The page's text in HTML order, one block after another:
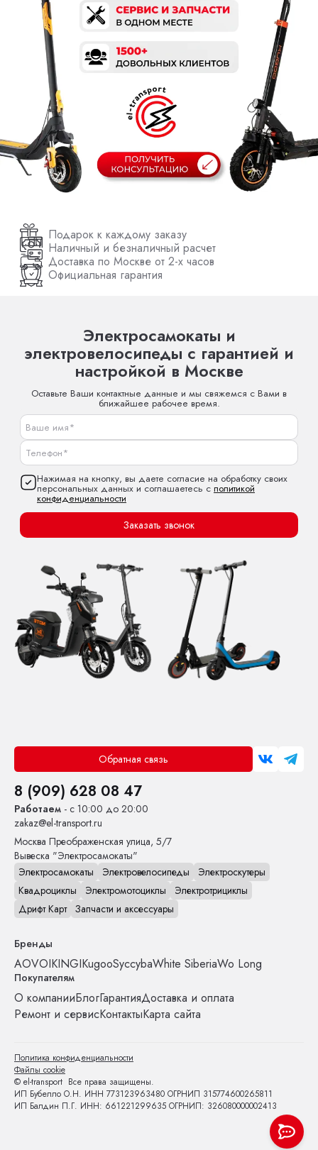
Подарок к каждому заказу
Наличный и безналичный расчет
Доставка по Москве от 2-х часов
Официальная гарантия
Электросамокаты и
электровелосипеды с гарантией и
настройкой в Москве
Оставьте Ваши контактные данные и мы свяжемся с Вами в
ближайшее рабочее время.
Нажимая на кнопку, вы даете согласие на обработку своих
персональных данных и соглашаетесь с политикой
конфиденциальности
Заказать звонок
Обратная связь
8 (909) 628 08 47
Работаем - с 10:00 до 20:00
zakaz@el-transport.ru
Москва Преображенская улица, 5/7
Вывеска "Электросамокаты"
Электросамокаты
Электровелосипеды
Электроскутеры
Квадроциклы
Электромотоциклы
Электротрициклы
Дрифт Карт Запчасти и аксессуары
Бренды
AOVOIKINGIKugooSyccybaWhite SiberiaWo Long
Покупателям
О компанииБлогГарантияДоставка и оплата
Ремонт и сервисКонтактыКарта сайта
© el-transport Все права защищены.
ИП Бубелло О.Н. ИНН 773123963480 ОГРНИП 315774600265811
ИП Балдин П.Г. ИНН: 661221299635 ОГРНИП: 326080000002413
Политика конфиденциальности
Файлы cookie